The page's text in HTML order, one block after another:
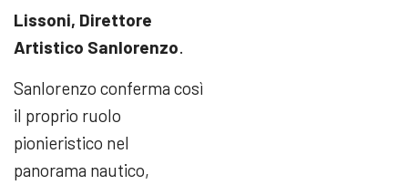
Lissoni, Direttore
Artistico Sanlorenzo.
Sanlorenzo conferma così
il proprio ruolo
pionieristico nel
panorama nautico,